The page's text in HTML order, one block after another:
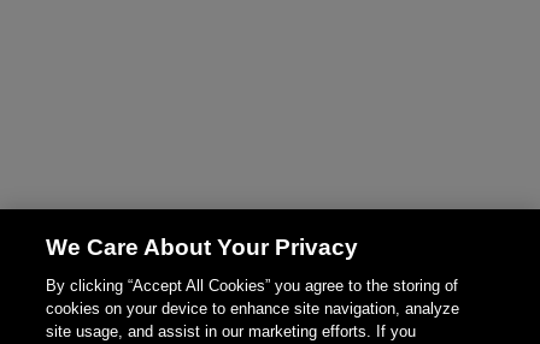
We Care About Your Privacy
By clicking “Accept All Cookies” you agree to the storing of
cookies on your device to enhance site navigation, analyze
site usage, and assist in our marketing efforts. If you